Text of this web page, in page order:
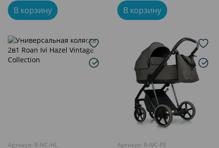
В корзину В корзину
Артикул: R-IVC-HL Артикул: R-IVC-PE